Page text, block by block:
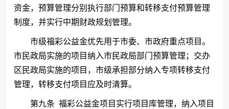
资金，预算管理分别执行部门预算和转移支付预算管理
制度，并实行中期财政规划管理。
市级福彩公益金优先用于市委、市政府重点项目。
市民政局实施的项目纳入市民政局部门预算管理；交办
区民政局实施的项目，市级承担部分纳入专项转移支付
管理，转移支付项目应及时清算。
第九条 福彩公益金项目实行项目库管理，纳入项目